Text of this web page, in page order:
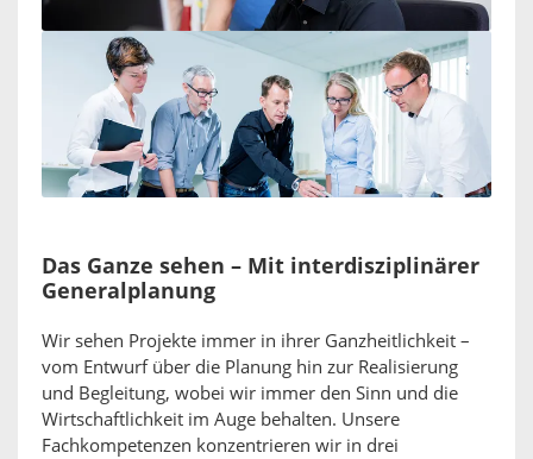
Das Ganze sehen – Mit interdisziplinärer
Generalplanung
Wir sehen Projekte immer in ihrer Ganzheitlichkeit –
vom Entwurf über die Planung hin zur Realisierung
und Begleitung, wobei wir immer den Sinn und die
Wirtschaftlichkeit im Auge behalten. Unsere
Fachkompetenzen konzentrieren wir in drei